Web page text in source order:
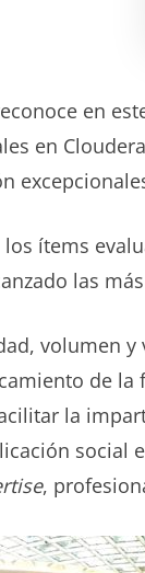
en
en
los ítems
las
volumen
de
la
social
,